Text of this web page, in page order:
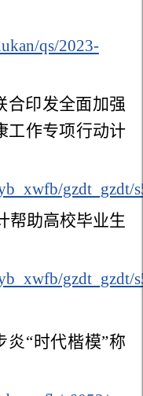
qs/2023-
合印发全面加强
工作专项行动计
gzdt_gzdt/
帮助高校毕业生
gzdt_gzdt/
炎“时代楷模”称